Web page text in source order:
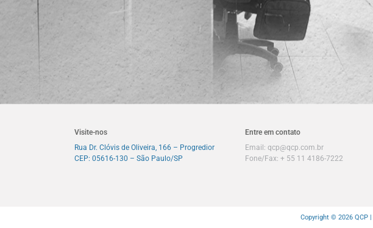
Visite-nos
Rua Dr. Clóvis de Oliveira, 166 – Progredior
CEP: 05616-130 – São Paulo/SP
Entre em contato
Email: qcp@qcp.com.br
Fone/Fax: + 55 11 4186-7222
Copyright © 2026 QCP |